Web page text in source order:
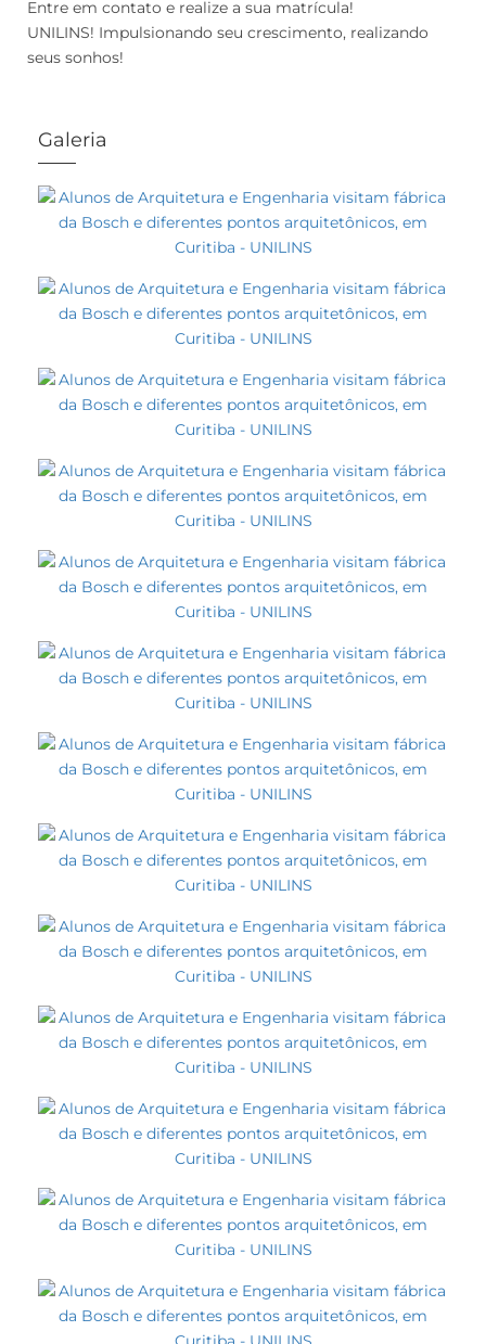
Entre em contato e realize a sua matrícula!
UNILINS! Impulsionando seu crescimento, realizando
seus sonhos!
Galeria